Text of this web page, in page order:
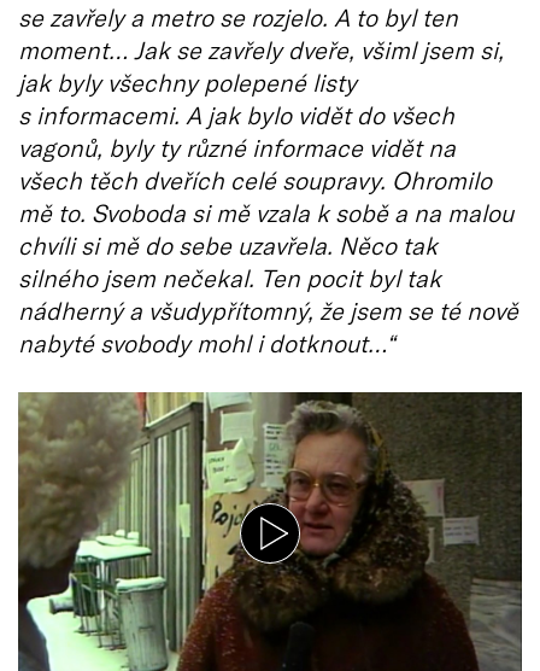
se zavřely a metro se rozjelo. A to byl ten
moment… Jak se zavřely dveře, všiml jsem si,
jak byly všechny polepené listy
s informacemi. A jak bylo vidět do všech
vagonů, byly ty různé informace vidět na
všech těch dveřích celé soupravy. Ohromilo
mě to. Svoboda si mě vzala k sobě a na malou
chvíli si mě do sebe uzavřela. Něco tak
silného jsem nečekal. Ten pocit byl tak
nádherný a všudypřítomný, že jsem se té nově
nabyté svobody mohl i dotknout…“